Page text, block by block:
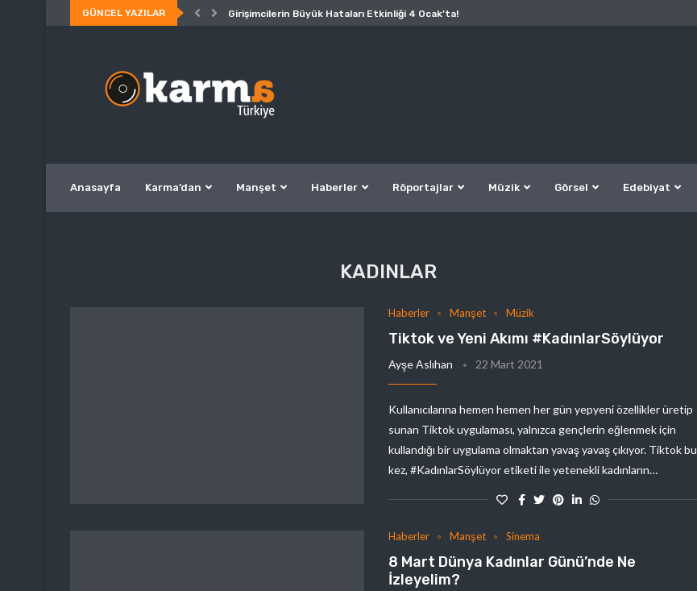
GÜNCEL YAZILAR Girişimcilerin Büyük Hataları Etkinliği 4 Ocak’ta!
Anasayfa Karma’dan Manşet Haberler Röportajlar Müzik Görsel Edebiyat
KADINLAR
Haberler Manşet Müzik
Tiktok ve Yeni Akımı #KadınlarSöylüyor
Ayşe Aslıhan 22 Mart 2021
Kullanıcılarına hemen hemen her gün yepyeni özellikler üretip
sunan Tiktok uygulaması, yalnızca gençlerin eğlenmek için
kullandığı bir uygulama olmaktan yavaş yavaş çıkıyor. Tiktok bu
kez, #KadınlarSöylüyor etiketi ile yetenekli kadınların…
Haberler Manşet Sinema
8 Mart Dünya Kadınlar Günü’nde Ne
İzleyelim?